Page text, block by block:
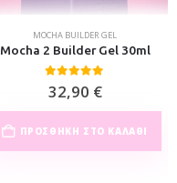
MOCHA BUILDER GEL
Mocha 2 Builder Gel 30ml
0out of 5
32,90 €
ΠΡΟΣΘΉΚΗ ΣΤΟ ΚΑΛΆΘΙ